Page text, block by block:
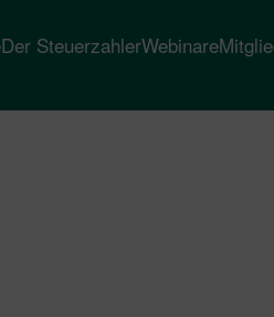
Der SteuerzahlerWebinare